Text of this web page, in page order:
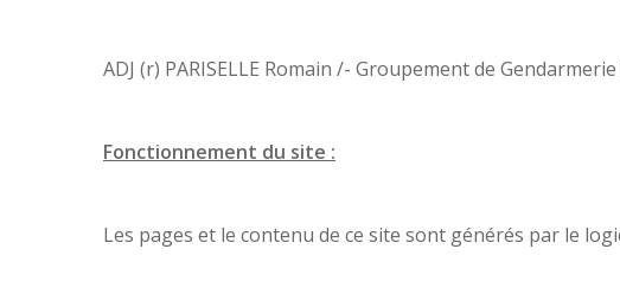
ADJ (r) PARISELLE Romain /- Groupement de
Fonctionnement du site :
Les pages et le contenu de ce site sont générés par le